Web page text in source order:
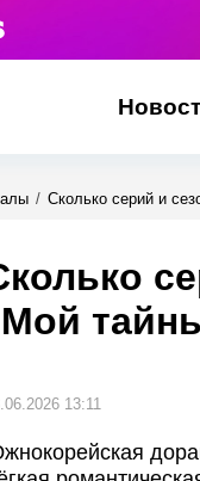
/ Сколько серий и
13:11